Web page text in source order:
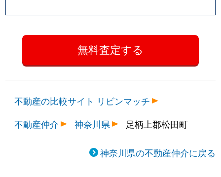
不動産の比較サイト リビンマッチ
不動産仲介
神奈川県 足柄上郡松田町
神奈川県の不動産仲介に戻る